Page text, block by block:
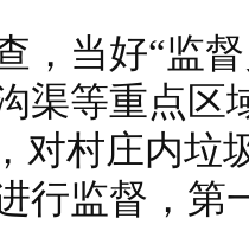
当好“监督
渠等重点区
对村庄内垃
行监督，第